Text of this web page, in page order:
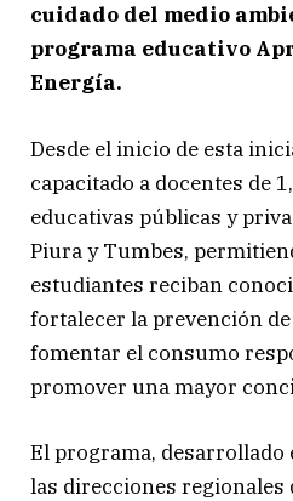
cuidado del medio
programa educativo
Energía.
Desde el inicio de esta
capacitado a docentes de
educativas públicas y
Piura y Tumbes,
estudiantes reciban
fortalecer la prevención
fomentar el consumo
promover una mayor
El programa,
las direcciones regionales